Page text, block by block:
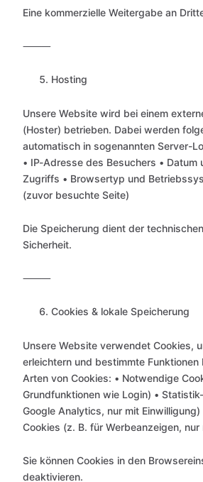
Eine kommerzielle Weitergabe an
⸻
Hosting
Unsere Website wird bei einem
(Hoster) betrieben. Dabei werden
automatisch in sogenannten Server-
• IP-Adresse des Besuchers • Datum
Zugriffs • Browsertyp und
(zuvor besuchte Seite)
Die Speicherung dient der
Sicherheit.
⸻
Cookies & lokale Speicherung
Unsere Website verwendet Cookies,
erleichtern und bestimmte Funktionen
Arten von Cookies: • Notwendige
Grundfunktionen wie Login) •
Google Analytics, nur mit
Cookies (z. B. für Werbeanzeigen, nur
Sie können Cookies in den
deaktivieren.